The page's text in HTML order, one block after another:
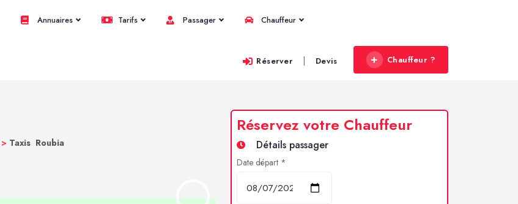
Annuaires Tarifs Passager Chauffeur
Réserver | Devis Chauffeur ?
> Taxis Roubia
Réservez votre Chauffeur
Détails passager
Date départ *